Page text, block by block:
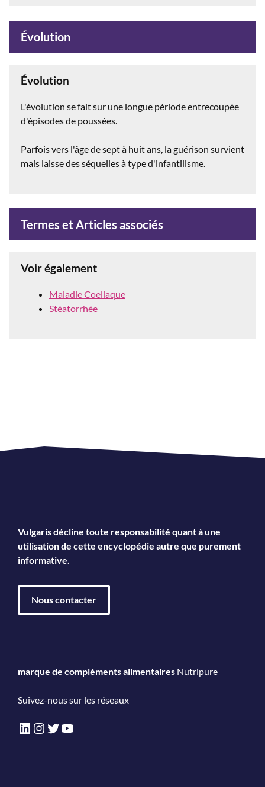
Évolution
Évolution
L'évolution se fait sur une longue période entrecoupée
d'épisodes de poussées.
Parfois vers l'âge de sept à huit ans, la guérison survient
mais laisse des séquelles à type d'infantilisme.
Termes et Articles associés
Voir également
Maladie Coeliaque
Stéatorrhée
Vulgaris décline toute responsabilité quant à une
utilisation de cette encyclopédie autre que purement
informative.
Nous contacter
marque de compléments alimentaires Nutripure
Suivez-nous sur les réseaux
LinkedIn
Instagram
Twitter
YouTube